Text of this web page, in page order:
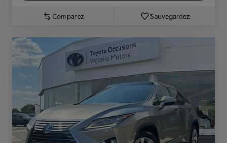
Comparez Sauvegardez